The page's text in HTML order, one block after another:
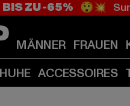
BIS ZU -65% 😲💥
MÄNNER FRAUEN
ACCESSOIRES